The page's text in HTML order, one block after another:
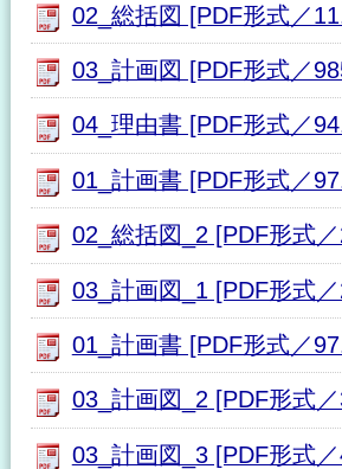
02_総括図 [PDF形式／
03_計画図 [PDF形式／
04_理由書 [PDF形式／
01_計画書 [PDF形式／
02_総括図_2 [PDF形式
03_計画図_1 [PDF形式
01_計画書 [PDF形式／
03_計画図_2 [PDF形式
03_計画図_3 [PDF形式